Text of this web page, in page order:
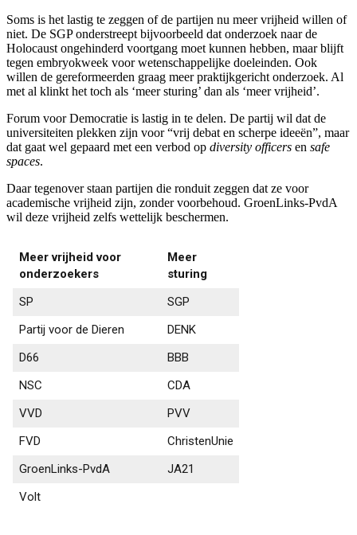
Soms is het lastig te zeggen of de partijen nu meer vrijheid willen of
niet. De SGP onderstreept bijvoorbeeld dat onderzoek naar de
Holocaust ongehinderd voortgang moet kunnen hebben, maar blijft
tegen embryokweek voor wetenschappelijke doeleinden. Ook
willen de gereformeerden graag meer praktijkgericht onderzoek. Al
met al klinkt het toch als ‘meer sturing’ dan als ‘meer vrijheid’.
Forum voor Democratie is lastig in te delen. De partij wil dat de
universiteiten plekken zijn voor “vrij debat en scherpe ideeën”, maar
dat gaat wel gepaard met een verbod op diversity officers en safe
spaces.
Daar tegenover staan partijen die ronduit zeggen dat ze voor
academische vrijheid zijn, zonder voorbehoud. GroenLinks-PvdA
wil deze vrijheid zelfs wettelijk beschermen.